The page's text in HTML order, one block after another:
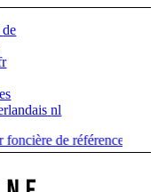
de
es
nl
de référence vs.